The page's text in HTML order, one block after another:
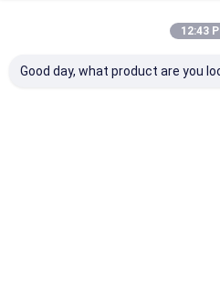
ons
ons
Sitemap
Rights
12:43
Good day, what product are you